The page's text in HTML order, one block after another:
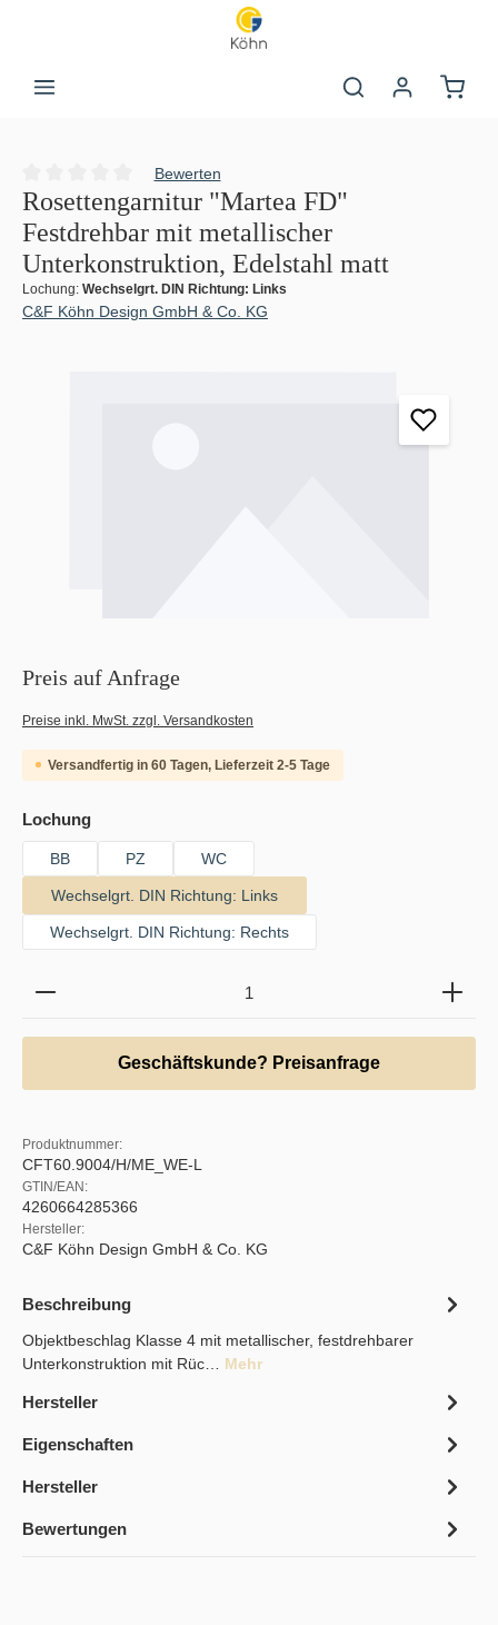
Durchschnittliche Bewertung von 0 von 5 Sternen
Bewerten
Rosettengarnitur "Martea FD"
Festdrehbar mit metallischer
Unterkonstruktion, Edelstahl matt
Lochung: Wechselgrt. DIN Richtung: Links
C&F Köhn Design GmbH & Co. KG
Preis auf Anfrage
Preise inkl. MwSt. zzgl. Versandkosten
Versandfertig in 60 Tagen, Lieferzeit 2-5 Tage
Lochungauswählen
BB PZ WC
Wechselgrt. DIN Richtung: Links
Wechselgrt. DIN Richtung: Rechts
Produkt Anzahl: Gib den gewünschten Wert ein
Geschäftskunde? Preisanfrage
Produktnummer:
CFT60.9004/H/ME_WE-L
GTIN/EAN:
4260664285366
Hersteller:
C&F Köhn Design GmbH & Co. KG
Beschreibung
Objektbeschlag Klasse 4 mit metallischer, festdrehbarer
Unterkonstruktion mit Rüc… Mehr
Hersteller
Eigenschaften
Hersteller
Bewertungen